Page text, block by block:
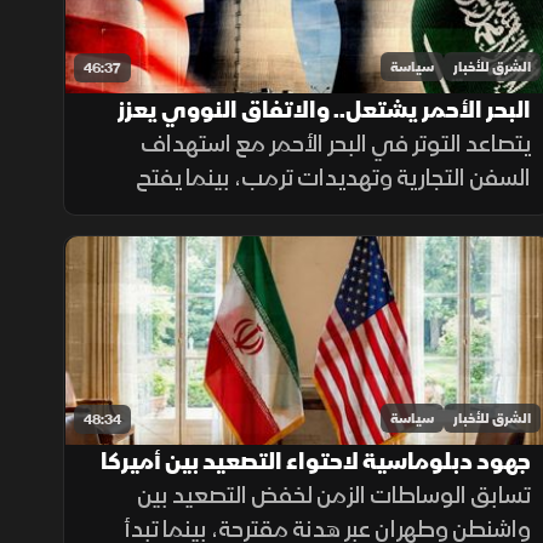
46:37 الشرق للأخبار سياسة
البحر الأحمر يشتعل.. والاتفاق النووي يعزز
شراكة الرياض وواشنطن
يتصاعد التوتر في البحر الأحمر مع استهداف
السفن التجارية وتهديدات ترمب، بينما يفتح
الاتفاق النووي المدني بين السعودية والولايات
المتحدة مرحلة جديدة من التعاون الاستراتيجي.
48:34 الشرق للأخبار سياسة
جهود دبلوماسية لاحتواء التصعيد بين أميركا
وإيران.. وبريطانيا تبدأ مرحلة سياسية جديدة
تسابق الوساطات الزمن لخفض التصعيد بين
واشنطن وطهران عبر هدنة مقترحة، بينما تبدأ